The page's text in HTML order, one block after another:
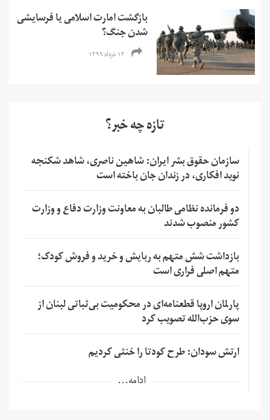
بازگشت امارت اسلامی یا فرسایشی
شدن جنگ؟
۱۲ خرداد ۱۳۹۹
تازه چه خبر؟
سازمان حقوق بشر ایران: شاهین ناصری، شاهد شکنجه
نوید افکاری، در زندان جان باخته است
دو فرمانده نظامی طالبان به معاونت وزارت دفاع و وزارت
کشور منصوب شدند
بازداشت شش متهم به ربایش و خرید و فروش کودک؛
متهم اصلی فراری است
پارلمان اروپا قطعنامه‌ای در محکومیت بی‌ثباتی لبنان از
سوی حزب‌الله تصویب کرد
ارتش سودان: طرح کودتا را خنثی کردیم
ادامه...